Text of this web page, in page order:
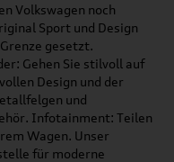
Volkswagen noch
Sport und Design
gesetzt.
Gehen Sie stilvoll auf
Design und der
und
Infotainment: Teilen
Wagen. Unser
für moderne